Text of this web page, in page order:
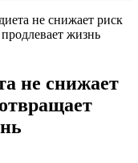
не снижает риск
жизнь
не снижает